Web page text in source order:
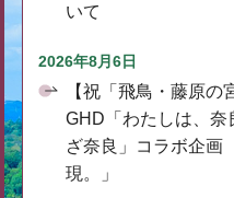
いて
2026年8月6日
【祝「飛鳥・藤原
GHD「わたしは、奈
ざ奈良」コラボ企画
現。」